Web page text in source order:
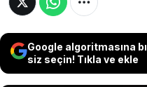
Google algoritmasına
siz seçin! Tıkla ve ekle